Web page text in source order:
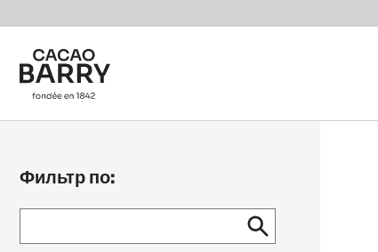
Skip to main content
Фильтр по:
search
/
ОТПРАВИТЬ